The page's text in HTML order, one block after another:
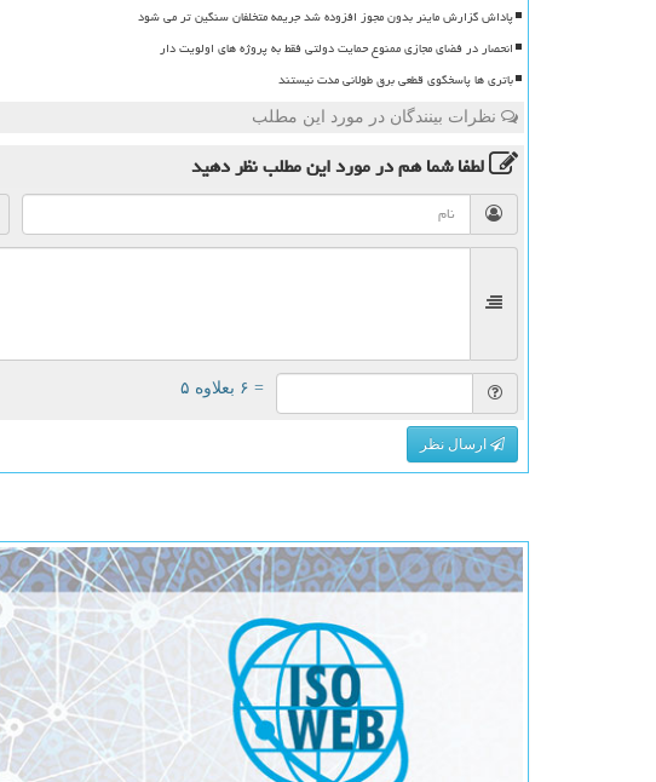
پاداش گزارش ماینر بدون مجوز افزوده شد جریمه متخلفان سنگین تر می شود
انحصار در فضای مجازی ممنوع حمایت دولتی فقط به پروژه های اولویت دار
باتری ها پاسخگوی قطعی برق طولانی مدت نیستند
نظرات بینندگان در مورد این مطلب
لطفا شما همدر مورد این مطلبنظر دهید
= ۶ بعلاوه ۵
ارسال نظر